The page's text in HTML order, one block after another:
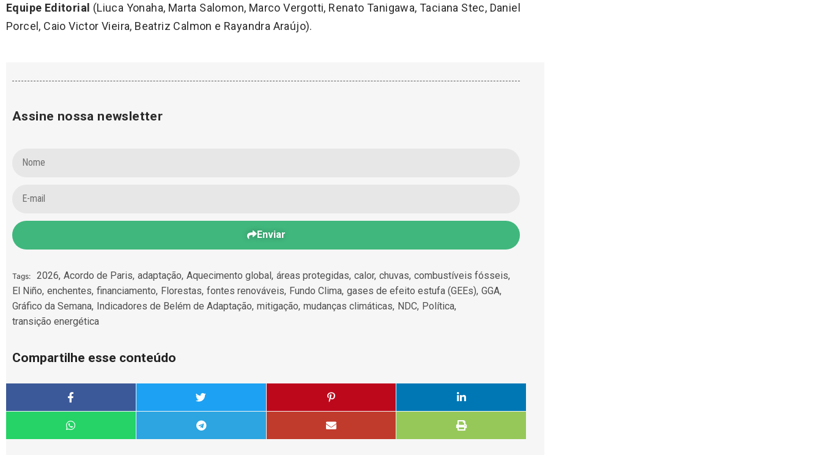
Equipe Editorial (Liuca Yonaha, Marta Salomon, Marco Vergotti, Renato Tanigawa, Taciana Stec, Daniel
Porcel, Caio Victor Vieira, Beatriz Calmon e Rayandra Araújo).
Assine nossa newsletter
Enviar
Tags: 2026, Acordo de Paris, adaptação, Aquecimento global, áreas protegidas, calor, chuvas, combustíveis fósseis,
El Niño, enchentes, financiamento, Florestas, fontes renováveis, Fundo Clima, gases de efeito estufa (GEEs), GGA,
Gráfico da Semana, Indicadores de Belém de Adaptação, mitigação, mudanças climáticas, NDC, Política,
transição energética
Compartilhe esse conteúdo